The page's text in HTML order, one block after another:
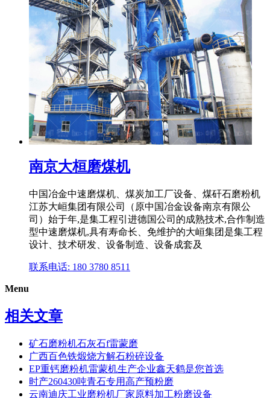
南京大桓磨煤机
中国冶金中速磨煤机、煤炭加工厂设备、煤矸石磨粉机
江苏大峘集团有限公司（原中国冶金设备南京有限公
司）始于年,是集工程引进德国公司的成熟技术,合作制造
型中速磨煤机,具有寿命长、免维护的大峘集团是集工程
设计、技术研发、设备制造、设备成套及
联系电话: 180 3780 8511
Menu
相关文章
矿石磨粉机石灰石f雷蒙磨
广西百色铁煅烧方解石粉碎设备
EP重钙磨粉机雷蒙机生产企业鑫天鹤是您首选
时产260430吨青石专用高产预粉磨
云南迪庆工业磨粉机厂家原料加工粉磨设备